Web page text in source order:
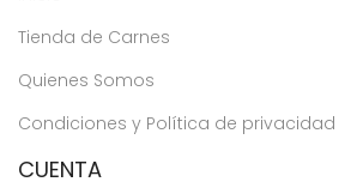
Tienda de Carnes
Quienes Somos
Condiciones y Política de privacidad
CUENTA